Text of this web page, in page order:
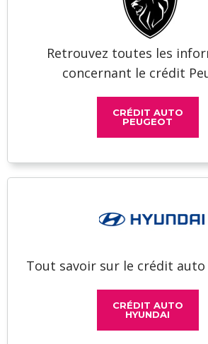
Retrouvez toutes les
concernant le crédit
CRÉDIT AUTO
PEUGEOT
Tout savoir sur le crédit auto
CRÉDIT AUTO
HYUNDAI